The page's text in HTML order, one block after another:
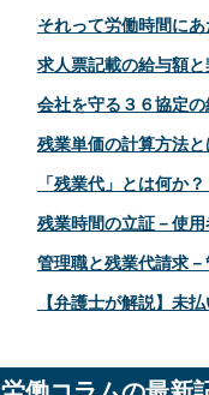
それって労働時間に
求人票記載の給与額
会社を守る３６協定
残業単価の計算方法
「残業代」とは何か
残業時間の立証－使
管理職と残業代請求
【弁護士が解説】未